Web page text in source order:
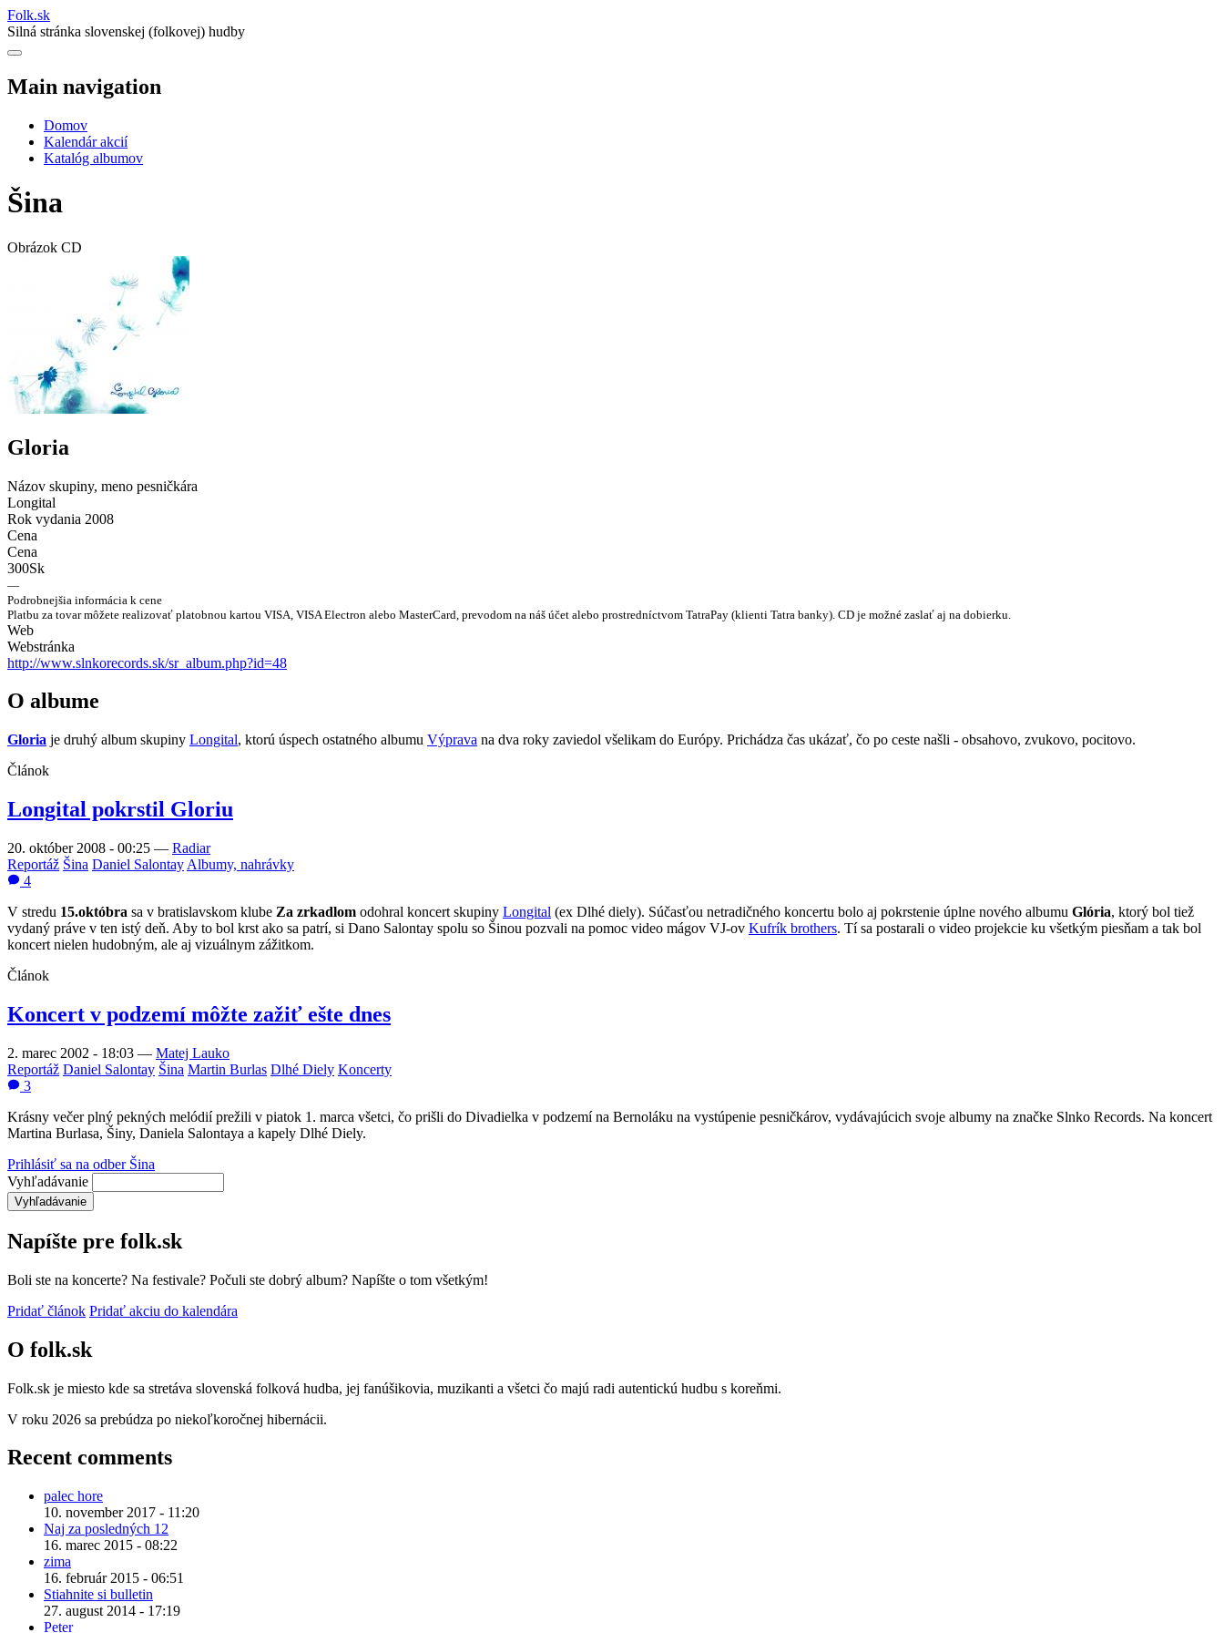
Folk.sk
Silná stránka slovenskej (folkovej) hudby
Main navigation
Domov
Kalendár akcií
Katalóg albumov
Šina
Obrázok CD
Gloria
Názov skupiny, meno pesničkára
Longital
Rok vydania 2008
Cena
Cena
300Sk
—
Podrobnejšia informácia k cene
Platbu za tovar môžete realizovať platobnou kartou VISA, VISA Electron alebo MasterCard, prevodom na náš účet alebo prostredníctvom TatraPay (klienti Tatra banky). CD je možné zaslať aj na dobierku.
Web
Webstránka
http://www.slnkorecords.sk/sr_album.php?id=48
O albume
Gloria je druhý album skupiny Longital, ktorú úspech ostatného albumu Výprava na dva roky zaviedol všelikam do Európy. Prichádza čas ukázať, čo po ceste našli - obsahovo, zvukovo, pocitovo.
Článok
Longital pokrstil Gloriu
20. október 2008 - 00:25 — Radiar
Reportáž Šina Daniel Salontay Albumy, nahrávky
4
V stredu 15.októbra sa v bratislavskom klube Za zrkadlom odohral koncert skupiny Longital (ex Dlhé diely). Súčasťou netradičného koncertu bolo aj pokrstenie úplne nového albumu Glória, ktorý bol tiež
vydaný práve v ten istý deň. Aby to bol krst ako sa patrí, si Dano Salontay spolu so Šinou pozvali na pomoc video mágov VJ-ov Kufrík brothers. Tí sa postarali o video projekcie ku všetkým piesňam a tak bol
koncert nielen hudobným, ale aj vizuálnym zážitkom.
Článok
Koncert v podzemí môžte zažiť ešte dnes
2. marec 2002 - 18:03 — Matej Lauko
Reportáž Daniel Salontay Šina Martin Burlas Dlhé Diely Koncerty
3
Krásny večer plný pekných melódií prežili v piatok 1. marca všetci, čo prišli do Divadielka v podzemí na Bernoláku na vystúpenie pesničkárov, vydávajúcich svoje albumy na značke Slnko Records. Na koncert
Martina Burlasa, Šiny, Daniela Salontaya a kapely Dlhé Diely.
Prihlásiť sa na odber Šina
Vyhľadávanie
Napíšte pre folk.sk
Boli ste na koncerte? Na festivale? Počuli ste dobrý album? Napíšte o tom všetkým!
Pridať článok Pridať akciu do kalendára
O folk.sk
Folk.sk je miesto kde sa stretáva slovenská folková hudba, jej fanúšikovia, muzikanti a všetci čo majú radi autentickú hudbu s koreňmi.
V roku 2026 sa prebúdza po niekoľkoročnej hibernácii.
Recent comments
palec hore
10. november 2017 - 11:20
Naj za posledných 12
16. marec 2015 - 08:22
zima
16. február 2015 - 06:51
Stiahnite si bulletin
27. august 2014 - 17:19
Peter